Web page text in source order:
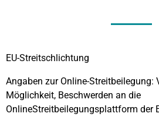
EU-Streitschlichtung
Angaben zur Online-Streitbeilegung:
Möglichkeit, Beschwerden an die
OnlineStreitbeilegungsplattform der